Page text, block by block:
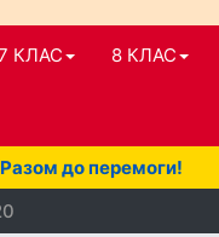
КЛАС 8 КЛАС
до перемоги!